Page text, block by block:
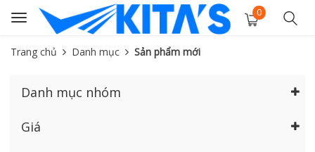
Toggle
navigation
0
Trang chủ Danh mục Sản phẩm mới
Danh mục nhóm
Giá